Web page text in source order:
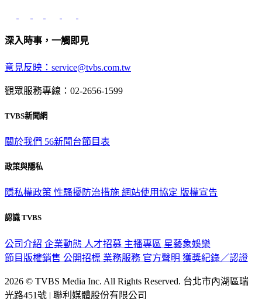
深入時事，一觸即見
意見反映：service@tvbs.com.tw
觀眾服務專線：02-2656-1599
TVBS新聞網
關於我們 56新聞台節目表
政策與隱私
隱私權政策 性騷擾防治措施 網站使用協定 版權宣告
認識 TVBS
公司介紹 企業動態 人才招募 主播專區 星藝象娛樂
節目版權銷售 公開招標 業務服務 官方聲明 獲獎紀錄／認證
2026 © TVBS Media Inc. All Rights Reserved. 台北市內湖區瑞
光路451號 | 聯利媒體股份有限公司